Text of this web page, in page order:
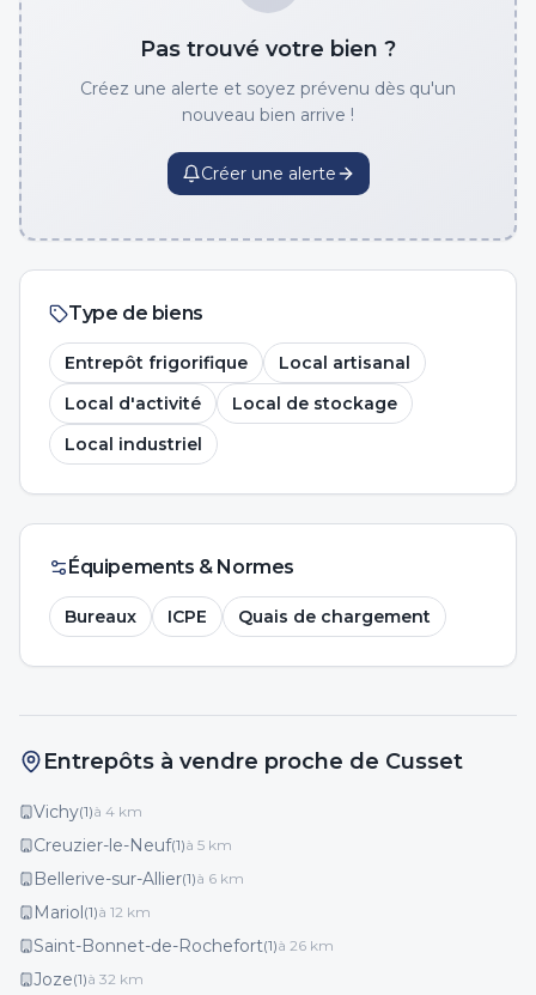
Pas trouvé votre bien ?
Créez une alerte et soyez prévenu dès qu'un
nouveau bien arrive !
Créer une alerte
Type de biens
Entrepôt frigorifique
Local artisanal
Local d'activité
Local de stockage
Local industriel
Équipements & Normes
Bureaux ICPE Quais de chargement
Entrepôts à vendre proche de Cusset
Vichy(1)à 4 km
Creuzier-le-Neuf(1)à 5 km
Bellerive-sur-Allier(1)à 6 km
Mariol(1)à 12 km
Saint-Bonnet-de-Rochefort(1)à 26 km
Joze(1)à 32 km